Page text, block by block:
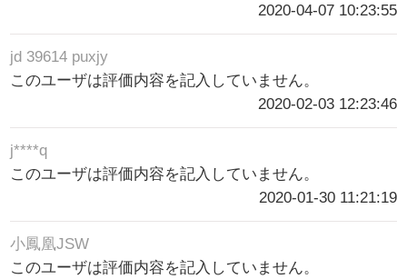
2020-04-07 10:23:55
jd 39614 puxjy
このユーザは評価内容を記入していません。
2020-02-03 12:23:46
j****q
このユーザは評価内容を記入していません。
2020-01-30 11:21:19
小鳳凰JSW
このユーザは評価内容を記入していません。